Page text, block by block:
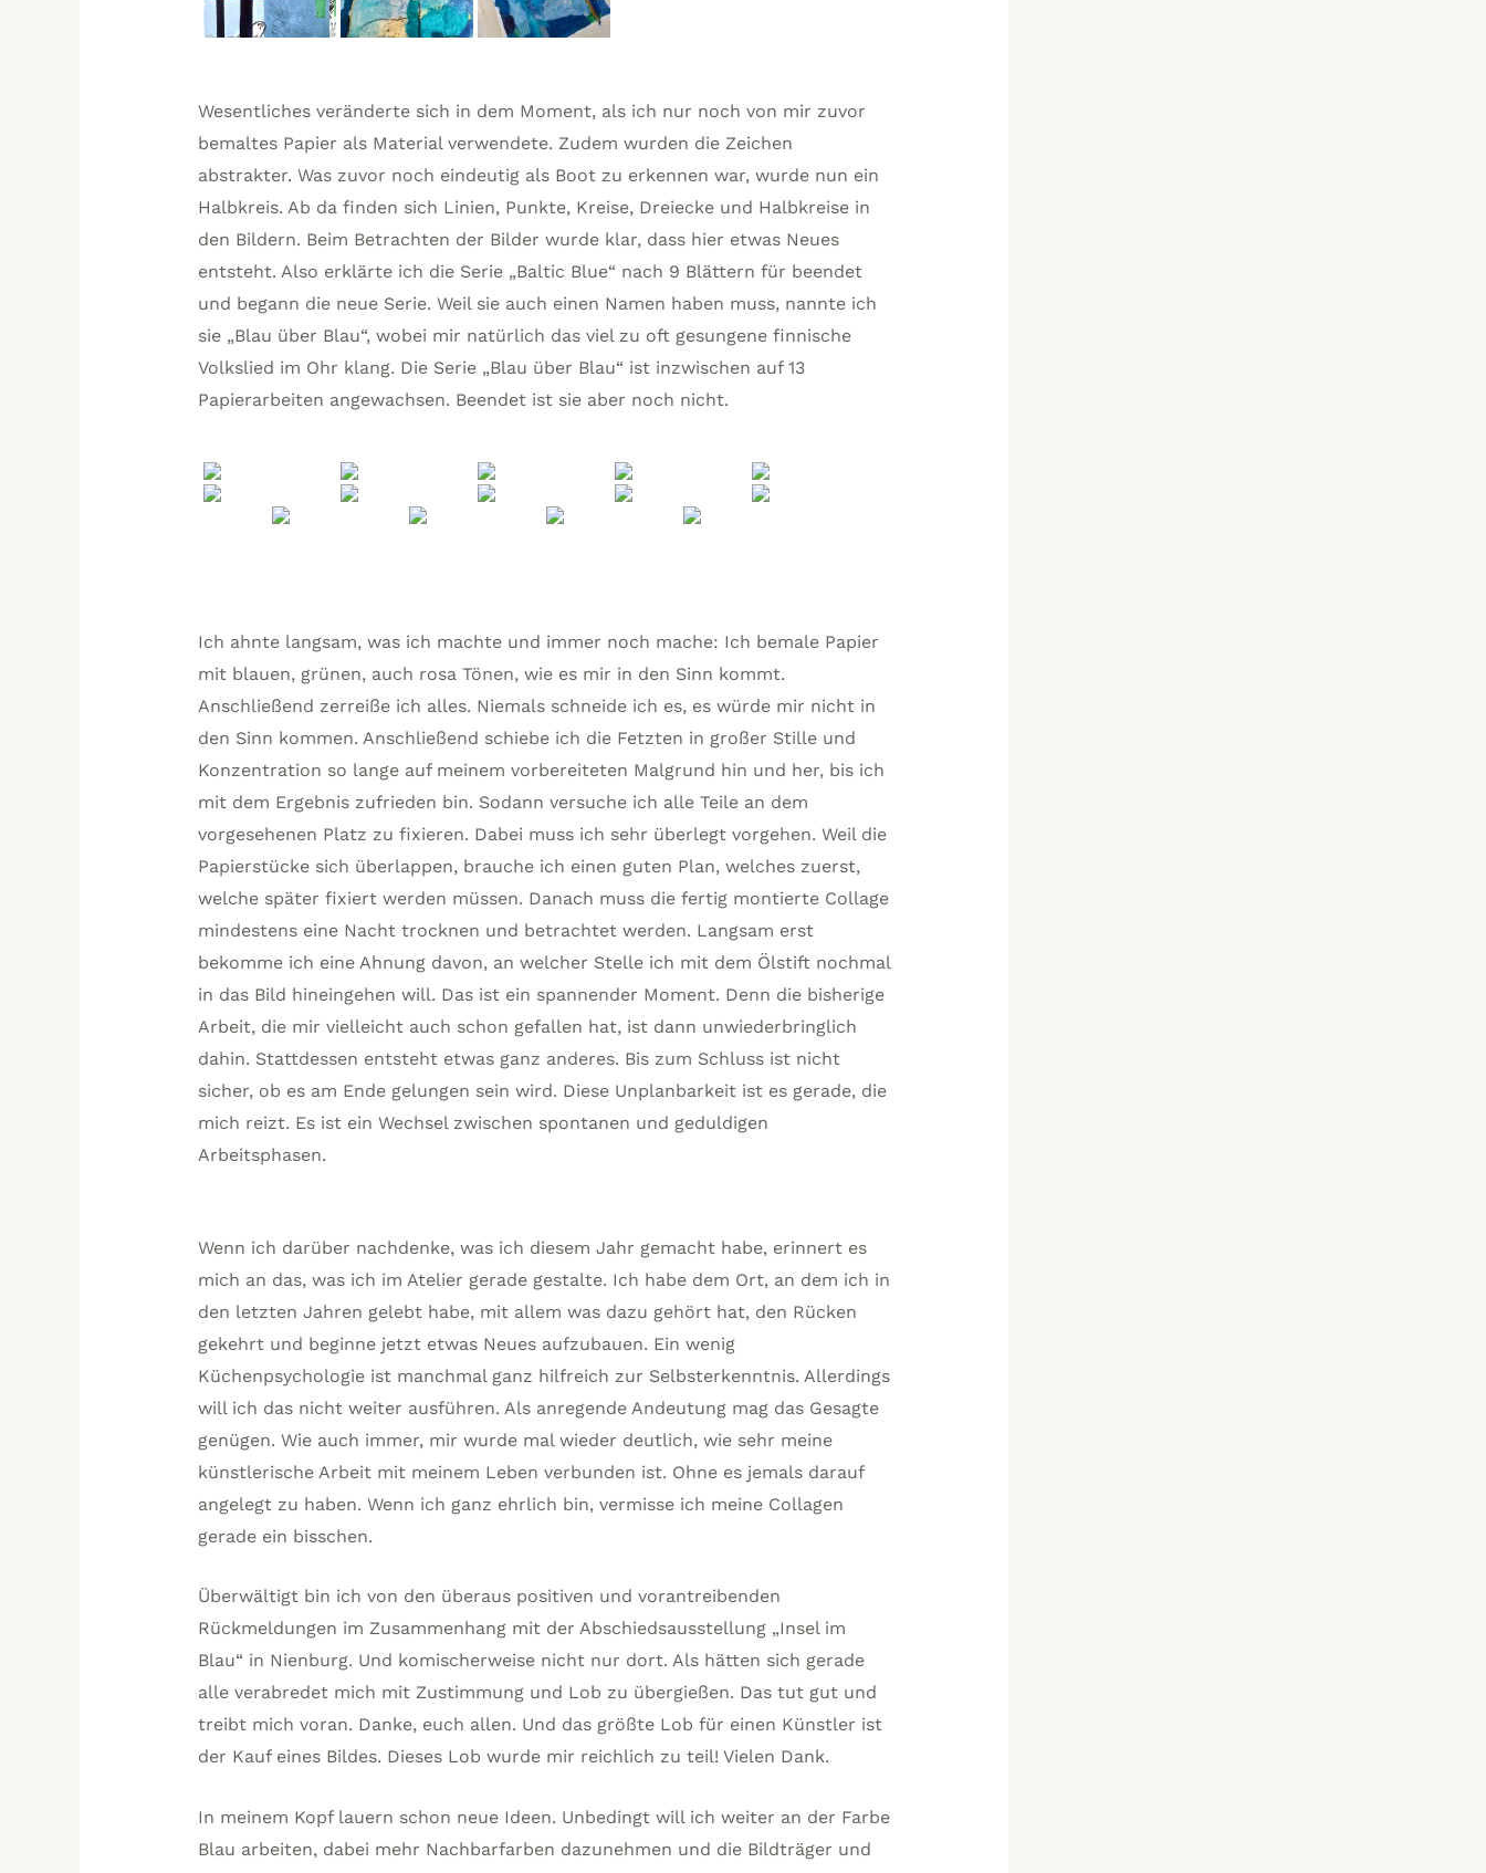
Wesentliches veränderte sich in dem Moment, als ich nur noch von mir zuvor
bemaltes Papier als Material verwendete. Zudem wurden die Zeichen
abstrakter. Was zuvor noch eindeutig als Boot zu erkennen war, wurde nun ein
Halbkreis. Ab da finden sich Linien, Punkte, Kreise, Dreiecke und Halbkreise in
den Bildern. Beim Betrachten der Bilder wurde klar, dass hier etwas Neues
entsteht. Also erklärte ich die Serie „Baltic Blue“ nach 9 Blättern für beendet
und begann die neue Serie. Weil sie auch einen Namen haben muss, nannte ich
sie „Blau über Blau“, wobei mir natürlich das viel zu oft gesungene finnische
Volkslied im Ohr klang. Die Serie „Blau über Blau“ ist inzwischen auf 13
Papierarbeiten angewachsen. Beendet ist sie aber noch nicht.
Ich ahnte langsam, was ich machte und immer noch mache: Ich bemale Papier
mit blauen, grünen, auch rosa Tönen, wie es mir in den Sinn kommt.
Anschließend zerreiße ich alles. Niemals schneide ich es, es würde mir nicht in
den Sinn kommen. Anschließend schiebe ich die Fetzten in großer Stille und
Konzentration so lange auf meinem vorbereiteten Malgrund hin und her, bis ich
mit dem Ergebnis zufrieden bin. Sodann versuche ich alle Teile an dem
vorgesehenen Platz zu fixieren. Dabei muss ich sehr überlegt vorgehen. Weil die
Papierstücke sich überlappen, brauche ich einen guten Plan, welches zuerst,
welche später fixiert werden müssen. Danach muss die fertig montierte Collage
mindestens eine Nacht trocknen und betrachtet werden. Langsam erst
bekomme ich eine Ahnung davon, an welcher Stelle ich mit dem Ölstift nochmal
in das Bild hineingehen will. Das ist ein spannender Moment. Denn die bisherige
Arbeit, die mir vielleicht auch schon gefallen hat, ist dann unwiederbringlich
dahin. Stattdessen entsteht etwas ganz anderes. Bis zum Schluss ist nicht
sicher, ob es am Ende gelungen sein wird. Diese Unplanbarkeit ist es gerade, die
mich reizt. Es ist ein Wechsel zwischen spontanen und geduldigen
Arbeitsphasen.
Wenn ich darüber nachdenke, was ich diesem Jahr gemacht habe, erinnert es
mich an das, was ich im Atelier gerade gestalte. Ich habe dem Ort, an dem ich in
den letzten Jahren gelebt habe, mit allem was dazu gehört hat, den Rücken
gekehrt und beginne jetzt etwas Neues aufzubauen. Ein wenig
Küchenpsychologie ist manchmal ganz hilfreich zur Selbsterkenntnis. Allerdings
will ich das nicht weiter ausführen. Als anregende Andeutung mag das Gesagte
genügen. Wie auch immer, mir wurde mal wieder deutlich, wie sehr meine
künstlerische Arbeit mit meinem Leben verbunden ist. Ohne es jemals darauf
angelegt zu haben. Wenn ich ganz ehrlich bin, vermisse ich meine Collagen
gerade ein bisschen.
Überwältigt bin ich von den überaus positiven und vorantreibenden
Rückmeldungen im Zusammenhang mit der Abschiedsausstellung „Insel im
Blau“ in Nienburg. Und komischerweise nicht nur dort. Als hätten sich gerade
alle verabredet mich mit Zustimmung und Lob zu übergießen. Das tut gut und
treibt mich voran. Danke, euch allen. Und das größte Lob für einen Künstler ist
der Kauf eines Bildes. Dieses Lob wurde mir reichlich zu teil! Vielen Dank.
In meinem Kopf lauern schon neue Ideen. Unbedingt will ich weiter an der Farbe
Blau arbeiten, dabei mehr Nachbarfarben dazunehmen und die Bildträger und